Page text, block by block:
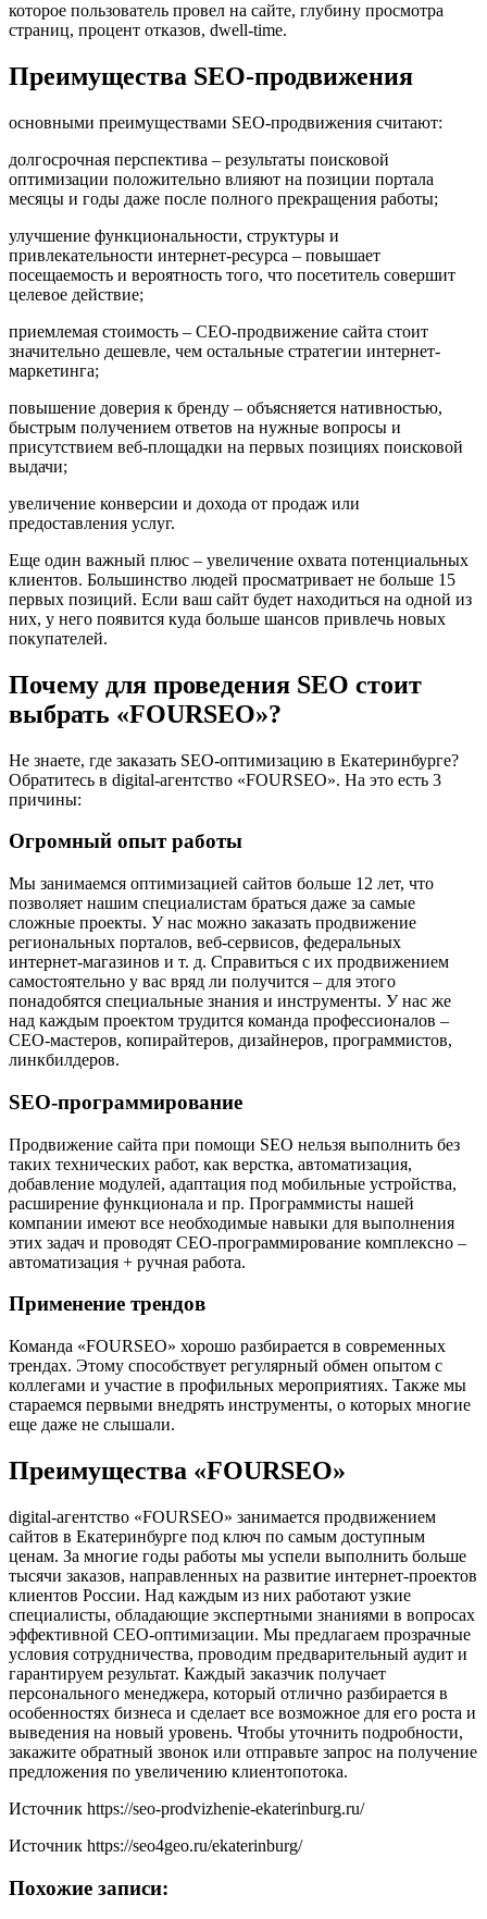
которое пользователь провел на сайте, глубину просмотра
страниц, процент отказов, dwell-time.
Преимущества SEO-продвижения
основными преимуществами SEO-продвижения считают:
долгосрочная перспектива – результаты поисковой
оптимизации положительно влияют на позиции портала
месяцы и годы даже после полного прекращения работы;
улучшение функциональности, структуры и
привлекательности интернет-ресурса – повышает
посещаемость и вероятность того, что посетитель совершит
целевое действие;
приемлемая стоимость – СЕО-продвижение сайта стоит
значительно дешевле, чем остальные стратегии интернет-
маркетинга;
повышение доверия к бренду – объясняется нативностью,
быстрым получением ответов на нужные вопросы и
присутствием веб-площадки на первых позициях поисковой
выдачи;
увеличение конверсии и дохода от продаж или
предоставления услуг.
Еще один важный плюс – увеличение охвата потенциальных
клиентов. Большинство людей просматривает не больше 15
первых позиций. Если ваш сайт будет находиться на одной из
них, у него появится куда больше шансов привлечь новых
покупателей.
Почему для проведения SEO стоит
выбрать «FOURSEO»?
Не знаете, где заказать SEO-оптимизацию в Екатеринбурге?
Обратитесь в digital-агентство «FOURSEO». На это есть 3
причины:
Огромный опыт работы
Мы занимаемся оптимизацией сайтов больше 12 лет, что
позволяет нашим специалистам браться даже за самые
сложные проекты. У нас можно заказать продвижение
региональных порталов, веб-сервисов, федеральных
интернет-магазинов и т. д. Справиться с их продвижением
самостоятельно у вас вряд ли получится – для этого
понадобятся специальные знания и инструменты. У нас же
над каждым проектом трудится команда профессионалов –
СЕО-мастеров, копирайтеров, дизайнеров, программистов,
линкбилдеров.
SEO-программирование
Продвижение сайта при помощи SEO нельзя выполнить без
таких технических работ, как верстка, автоматизация,
добавление модулей, адаптация под мобильные устройства,
расширение функционала и пр. Программисты нашей
компании имеют все необходимые навыки для выполнения
этих задач и проводят СЕО-программирование комплексно –
автоматизация + ручная работа.
Применение трендов
Команда «FOURSEO» хорошо разбирается в современных
трендах. Этому способствует регулярный обмен опытом с
коллегами и участие в профильных мероприятиях. Также мы
стараемся первыми внедрять инструменты, о которых многие
еще даже не слышали.
Преимущества «FOURSEO»
digital-агентство «FOURSEO» занимается продвижением
сайтов в Екатеринбурге под ключ по самым доступным
ценам. За многие годы работы мы успели выполнить больше
тысячи заказов, направленных на развитие интернет-проектов
клиентов России. Над каждым из них работают узкие
специалисты, обладающие экспертными знаниями в вопросах
эффективной СЕО-оптимизации. Мы предлагаем прозрачные
условия сотрудничества, проводим предварительный аудит и
гарантируем результат. Каждый заказчик получает
персонального менеджера, который отлично разбирается в
особенностях бизнеса и сделает все возможное для его роста и
выведения на новый уровень. Чтобы уточнить подробности,
закажите обратный звонок или отправьте запрос на получение
предложения по увеличению клиентопотока.
Источник https://seo-prodvizhenie-ekaterinburg.ru/
Источник https://seo4geo.ru/ekaterinburg/
Похожие записи: